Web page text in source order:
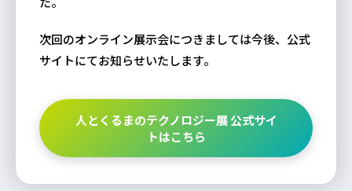
次回のオンライン展示会につきましては今後、公式
サイトにてお知らせいたします。
人とくるまのテクノロジー展 公式サイ
トはこちら